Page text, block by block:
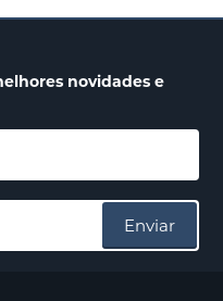
novidadese
Enviar